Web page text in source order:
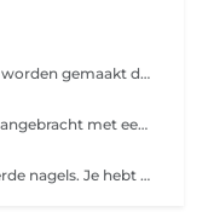
Acrylnagels zijn stevige kunstnagels die worden gemaakt door acrylpoeder en vloeistof te mengen, waarna het uithardt tot een harde, duurzame laag. Ze zijn ideaal voor het verlengen of verstevigen van je natuurlijke nagels en bieden een langdurige, verzorgde look. Perfect voor wie van sterke, stijlvolle nagels houdt!
Gelnagels zijn kunstnagels die worden aangebracht met een flexibele gel, uitgehard onder een UV- of LED-lamp. Ze versterken je natuurlijke nagels, zijn duurzaam en bieden een gladde, glanzende afwerking. Ideaal voor wie langdurig mooie, verzorgde nagels wil zonder snel te beschadigen. Kies in het menu de juiste lengte van jouw nagels. Kort/medium staat voor een lengte tot een halve tip. Wil je een lengte van een halve tip of meer? Kies dan voor de lange lengte.
Je krijgt een nieuwe set met twee versierde nagels. Je hebt keuze uit 2 nagels met swirl design, twee nagels met een aantal steentjes, 2 grote metalen versieringen, verschillende soorten stickers of marble. Kies in het menu de juiste lengte van jouw nagels. Kort/medium staat voor een lengte tot een halve tip. Wil je een lengte van een halve tip of meer? Kies dan voor de lange lengte.